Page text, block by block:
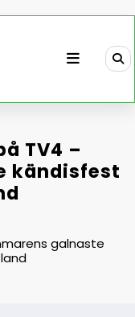
TV4 –
kändisfest
galnaste